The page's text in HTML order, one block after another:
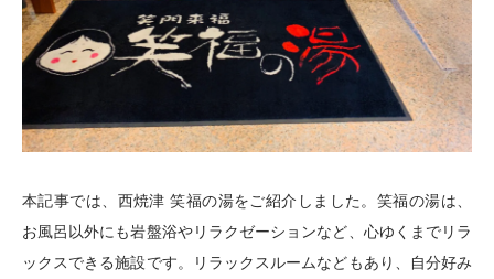
本記事では、西焼津 笑福の湯をご紹介しました。笑福の湯は、
お風呂以外にも岩盤浴やリラクゼーションなど、心ゆくまでリラ
ックスできる施設です。リラックスルームなどもあり、自分好み